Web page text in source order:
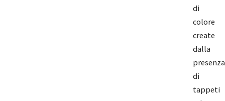
di
colore
create
dalla
presenza
di
tappeti